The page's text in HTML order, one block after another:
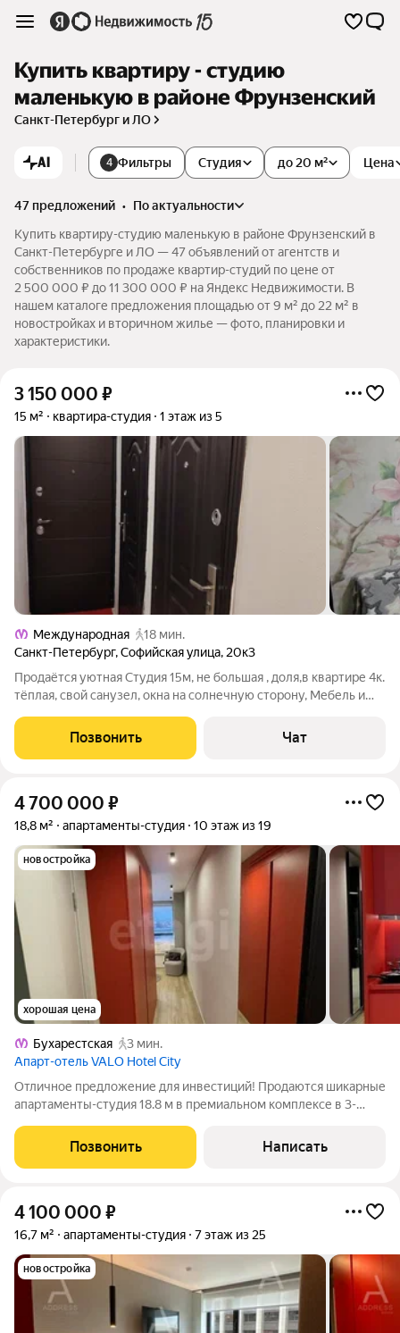
Купить квартиру - студию
маленькую в районе Фрунзенский
Санкт-Петербург и ЛО
AI 4 Фильтры Студия Цена
до 20 м²
47 предложений •
по актуальности
Купить квартиру-студию маленькую в районе Фрунзенский в
Санкт-Петербурге и ЛО — 47 объявлений от агентств и
собственников по продаже квартир-студий по цене от
2 500 000 ₽ до 11 300 000 ₽ на Яндекс Недвижимости. В
нашем каталоге предложения площадью от 9 м² до 22 м² в
новостройках и вторичном жилье — фото, планировки и
характеристики.
3 150 000 ₽
15 м² квартира-студия 1 этаж из 5
Международная
18 мин.
Санкт-Петербург,Софийская улица, 20к3
Продаётся уютная Студия 15м, не большая , доля,в квартире 4к.
тёплая, свой санузел, окна на солнечную сторону, Мебель и
транспортная доступность, метро Международная 20мин
пешком, развитая
Позвонить Чат
4 700 000 ₽
18,8 м² апартаменты-студия 10 этаж из 19
новостройка
хорошая цена
Бухарестская
3 мин.
Апарт-отель VALO Hotel City
Oтличнoе пpедложение для инвестиций! Продаются шикарные
апaртaменты-студия 18.8 м в премиальном комплексе в 3-
современные и технологичные апартаменты в Санкт-
Петербурге нового формата сегодня,
Позвонить Написать
4 100 000 ₽
16,7 м² апартаменты-студия 7 этаж из 25
новостройка